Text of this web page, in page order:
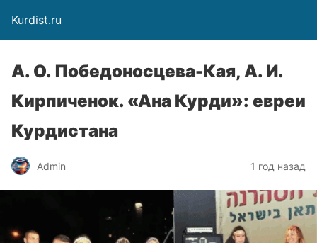
Kurdist.ru
А. О. Победоносцева-Кая, А. И.
Кирпиченок. «Ана Курди»: евреи
Курдистана
Admin 1 год назад